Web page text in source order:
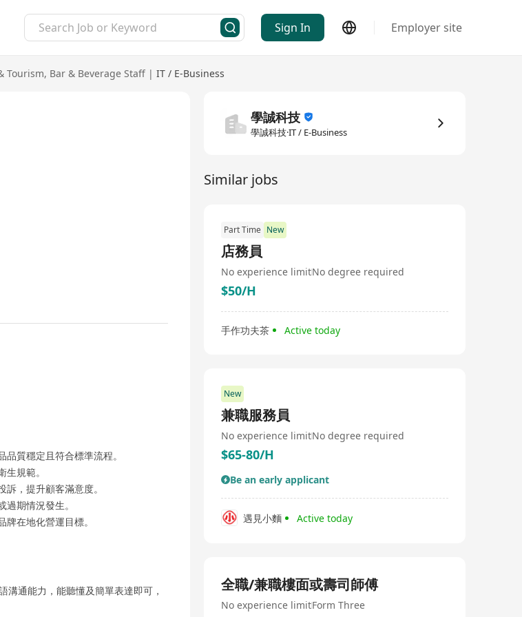
Sign In Employer site
Tourism, Bar & Beverage Staff | IT / E-Business
質穩定且符合標準流程。
規範。
，提升顧客滿意度。
期情況發生。
在地化營運目標。
通能力，能聽懂及簡單表達即可，
學誠科技
學誠科技·IT / E-Business
Similar jobs
Part Time New
店務員
No experience limitNo degree required
$50/H
手作功夫茶 Active today
New
兼職服務員
No experience limitNo degree required
$65-80/H
Be an early applicant
遇見小麵 Active today
全職/兼職樓面或壽司師傅
No experience limitForm Three